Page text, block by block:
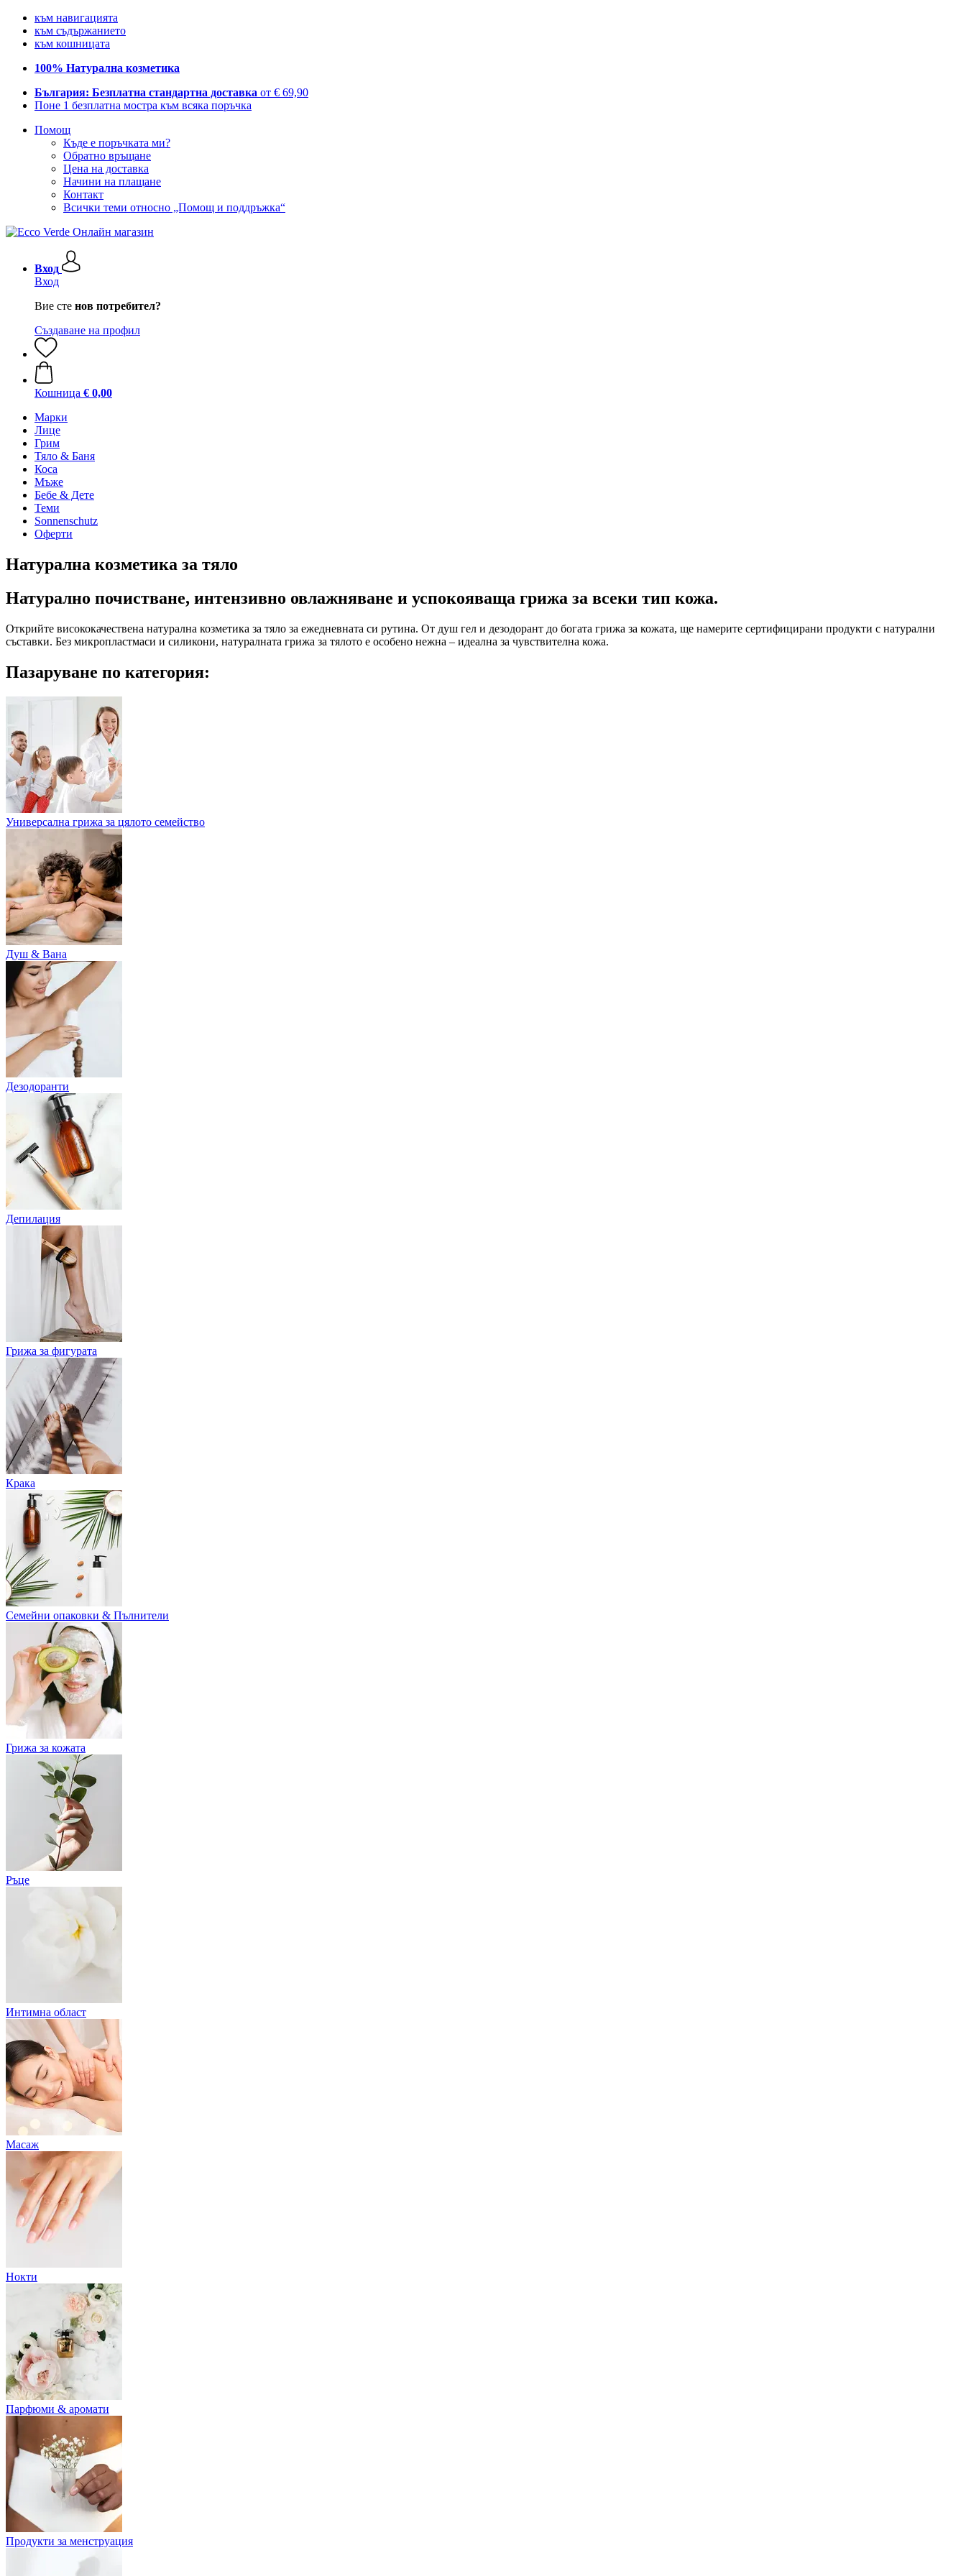
към навигацията
към съдържанието
към кошницата
100% Натурална козметика
България: Безплатна стандартна доставка от € 69,90
Поне 1 безплатна мостра към всяка поръчка
Помощ
Къде е поръчката ми?
Обратно връщане
Цена на доставка
Начини на плащане
Контакт
Всички теми относно „Помощ и поддръжка“
Вход
Вход
Вие сте нов потребител?
Създаване на профил
Кошница € 0,00
Марки
Лице
Грим
Тяло & Баня
Коса
Мъже
Бебе & Дете
Теми
Sonnenschutz
Оферти
Натурална козметика за тяло
Натурално почистване, интензивно овлажняване и успокояваща грижа за всеки тип кожа.
Открийте висококачествена натурална козметика за тяло за ежедневната си рутина. От душ гел и дезодорант до богата грижа за кожата, ще намерите сертифицирани продукти с натурални
съставки. Без микропластмаси и силикони, натуралната грижа за тялото е особено нежна – идеална за чувствителна кожа.
Пазаруване по категория:
Универсална грижа за цялото семейство
Душ & Вана
Дезодоранти
Депилация
Грижа за фигурата
Крака
Семейни опаковки & Пълнители
Грижа за кожата
Ръце
Интимна област
Масаж
Нокти
Парфюми & аромати
Продукти за менструация